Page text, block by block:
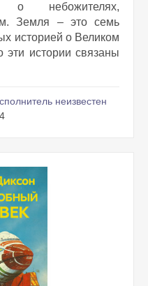
о небожителях,
Земля – это семь
историей о Великом
эти истории связаны
неизвестен